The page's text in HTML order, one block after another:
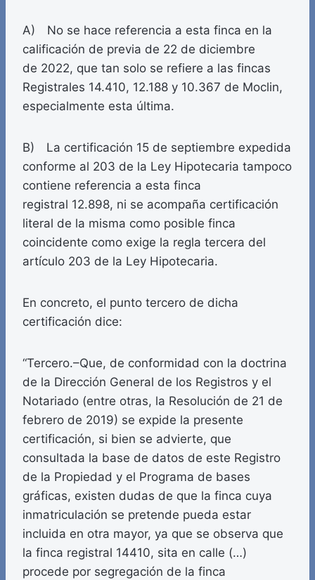
A) No se hace referencia a esta finca en la
calificación de previa de 22 de diciembre
de 2022, que tan solo se refiere a las fincas
Registrales 14.410, 12.188 y 10.367 de Moclin,
especialmente esta última.
B) La certificación 15 de septiembre expedida
conforme al 203 de la Ley Hipotecaria tampoco
contiene referencia a esta finca
registral 12.898, ni se acompaña certificación
literal de la misma como posible finca
coincidente como exige la regla tercera del
artículo 203 de la Ley Hipotecaria.
En concreto, el punto tercero de dicha
certificación dice:
“Tercero.–Que, de conformidad con la doctrina
de la Dirección General de los Registros y el
Notariado (entre otras, la Resolución de 21 de
febrero de 2019) se expide la presente
certificación, si bien se advierte, que
consultada la base de datos de este Registro
de la Propiedad y el Programa de bases
gráficas, existen dudas de que la finca cuya
inmatriculación se pretende pueda estar
incluida en otra mayor, ya que se observa que
la finca registral 14410, sita en calle (…)
procede por segregación de la finca